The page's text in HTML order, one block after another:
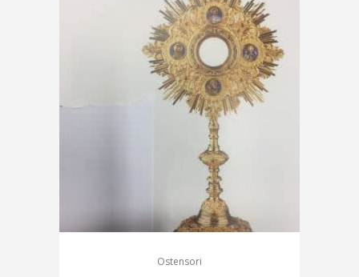
Ostensori